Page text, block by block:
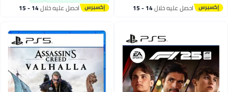
احصل عليه خلال 14 - 15 احصل عليه خلال 14 - 15